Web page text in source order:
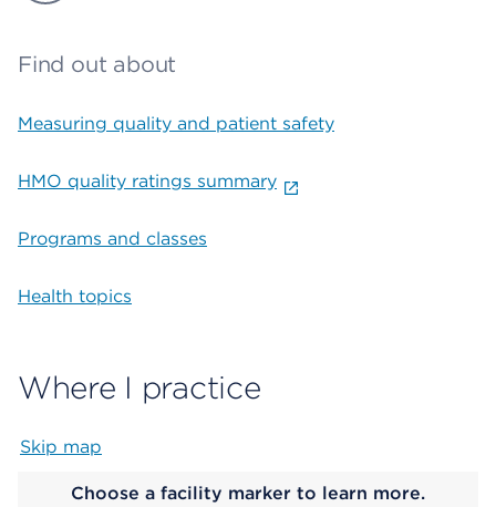
Find out about
Measuring quality and patient safety
HMO quality ratings summary
Programs and classes
Health topics
Where I practice
Skip map
Choose a facility marker to learn more.